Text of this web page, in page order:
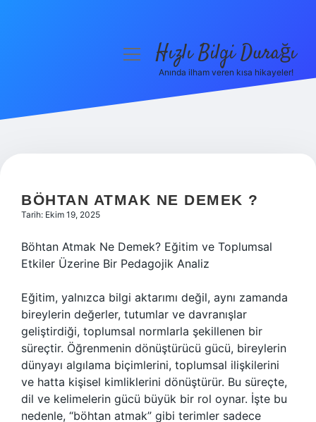
Hakkımızda
menüyüHızlı Bilgi Durağı
Anında ilham veren kısa hikayeler!
BÖHTAN ATMAK NE DEMEK ?
Tarih: Ekim 19, 2025
Böhtan Atmak Ne Demek? Eğitim ve Toplumsal
Etkiler Üzerine Bir Pedagojik Analiz
Eğitim, yalnızca bilgi aktarımı değil, aynı zamanda
bireylerin değerler, tutumlar ve davranışlar
geliştirdiği, toplumsal normlarla şekillenen bir
süreçtir. Öğrenmenin dönüştürücü gücü, bireylerin
dünyayı algılama biçimlerini, toplumsal ilişkilerini
ve hatta kişisel kimliklerini dönüştürür. Bu süreçte,
dil ve kelimelerin gücü büyük bir rol oynar. İşte bu
nedenle, “böhtan atmak” gibi terimler sadece